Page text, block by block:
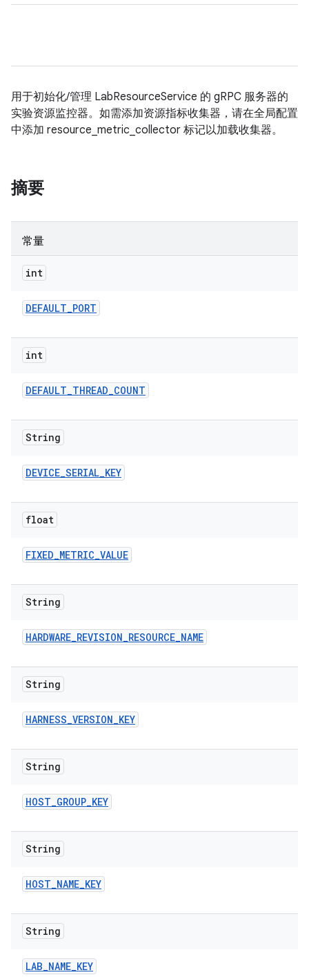
用于初始化/管理 LabResourceService 的 gRPC 服务器的
实验资源监控器。如需添加资源指标收集器，请在全局配置
中添加 resource_metric_collector 标记以加载收集器。
摘要
常量
int
DEFAULT_PORT
int
DEFAULT_THREAD_COUNT
String
DEVICE_SERIAL_KEY
float
FIXED_METRIC_VALUE
String
HARDWARE_REVISION_RESOURCE_NAME
String
HARNESS_VERSION_KEY
String
HOST_GROUP_KEY
String
HOST_NAME_KEY
String
LAB_NAME_KEY